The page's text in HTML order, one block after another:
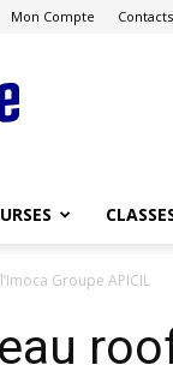
Mon Compte Contacts
Groupe APICIL